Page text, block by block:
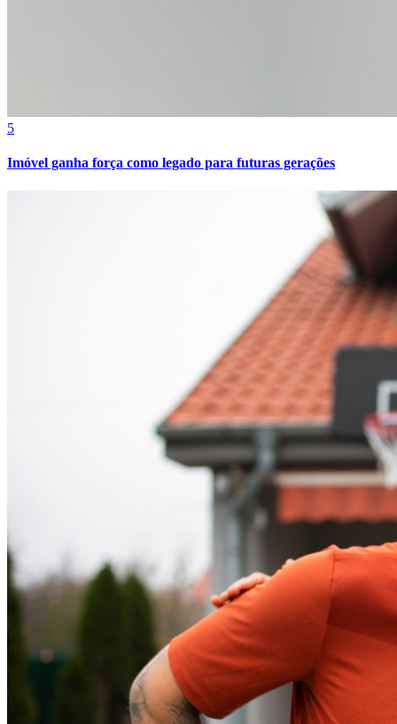
5
Imóvel ganha força como legado para futuras gerações